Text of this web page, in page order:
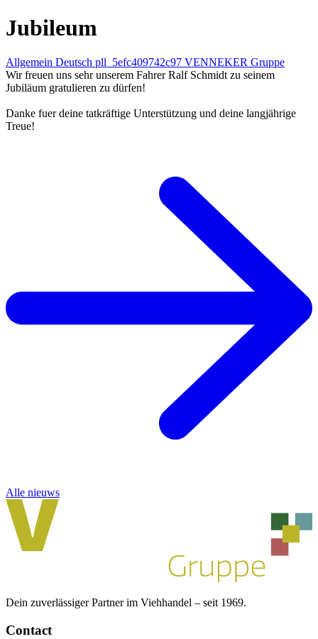
Jubileum
Allgemein Deutsch pll_5efc409742c97 VENNEKER Gruppe
Wir freuen uns sehr unserem Fahrer Ralf Schmidt zu seinem
Jubiläum gratulieren zu dürfen!
Danke fuer deine tatkräftige Unterstützung und deine langjährige
Treue!
Alle nieuws
Dein zuverlässiger Partner im Viehhandel – seit 1969.
Contact